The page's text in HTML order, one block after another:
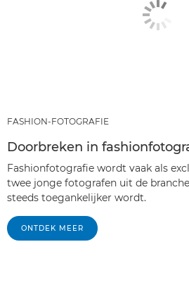
FASHION-FOTOGRAFIE
Doorbreken in
Fashionfotografie wordt vaak als
twee jonge fotografen uit de
steeds toegankelijker wordt.
ONTDEK MEER